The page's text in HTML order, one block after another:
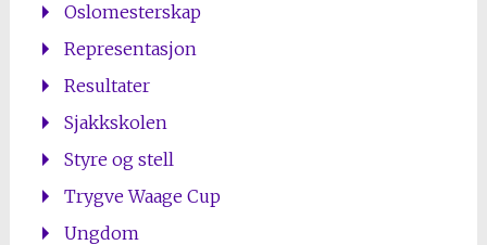
Oslomesterskap
Representasjon
Resultater
Sjakkskolen
Styre og stell
Trygve Waage Cup
Ungdom